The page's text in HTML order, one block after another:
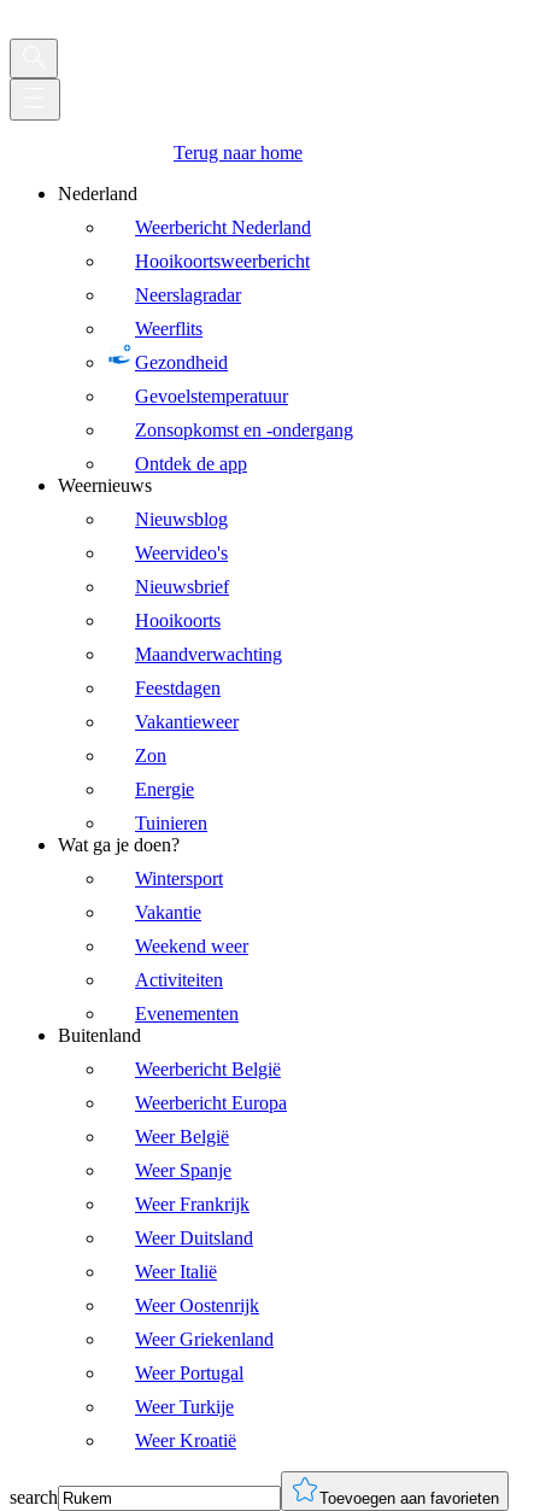
Terug naar home
Nederland
Weerbericht Nederland
Hooikoortsweerbericht
Neerslagradar
Weerflits
Gezondheid
Gevoelstemperatuur
Zonsopkomst en -ondergang
Ontdek de app
Weernieuws
Nieuwsblog
Weervideo's
Nieuwsbrief
Hooikoorts
Maandverwachting
Feestdagen
Vakantieweer
Zon
Energie
Tuinieren
Wat ga je doen?
Wintersport
Vakantie
Weekend weer
Activiteiten
Evenementen
Buitenland
Weerbericht België
Weerbericht Europa
Weer België
Weer Spanje
Weer Frankrijk
Weer Duitsland
Weer Italië
Weer Oostenrijk
Weer Griekenland
Weer Portugal
Weer Turkije
Weer Kroatië
search Toevoegen aan favorieten